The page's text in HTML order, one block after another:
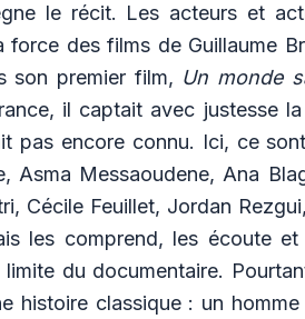
le récit. Les acteurs et
force des films de Guillaume
son premier film, Un monde
il captait avec justesse
pas encore connu. Ici, ce
Asma Messaoudene, Ana
Cécile Feuillet, Jordan
les comprend, les écoute
du documentaire.
histoire classique : un